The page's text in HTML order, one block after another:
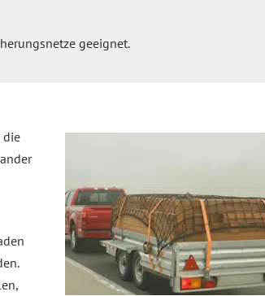
geeignet.
die